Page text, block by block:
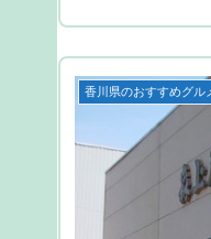
香川県のおすすめグル